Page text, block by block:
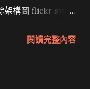
架構圖 flickr sync
客入侵 大砲開講
閱讀完整內容